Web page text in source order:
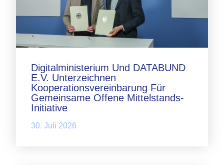
Digitalministerium Und DATABUND
E.V. Unterzeichnen
Kooperationsvereinbarung Für
Gemeinsame Offene Mittelstands-
Initiative
30. Juli 2026